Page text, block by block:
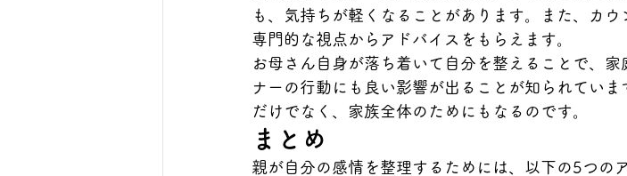
も、気持ちが軽くなることがあります。また、カ
専門的な視点からアドバイスをもらえます。
お母さん自身が落ち着いて自分を整えることで、
ナーの行動にも良い影響が出ることが知られてい
だけでなく、家族全体のためにもなるのです。
まとめ
親が自分の感情を整理するためには、以下の5つの